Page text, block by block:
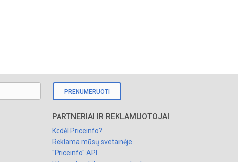
PRENUMERUOTI
PARTNERIAI IR REKLAMUOTOJAI
Kodėl Priceinfo?
Reklama mūsų svetainėje
"Priceinfo" API